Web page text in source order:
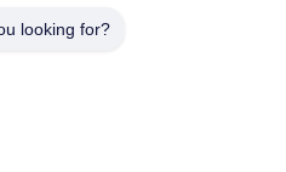
looking for?